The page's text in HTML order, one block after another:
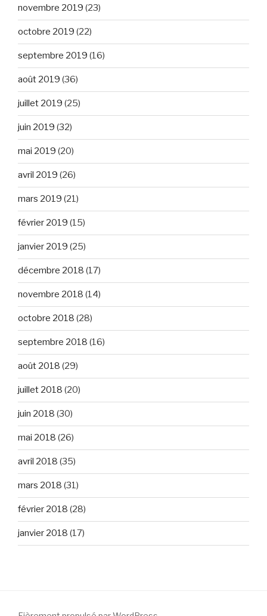
novembre 2019 (23)
octobre 2019 (22)
septembre 2019 (16)
août 2019 (36)
juillet 2019 (25)
juin 2019 (32)
mai 2019 (20)
avril 2019 (26)
mars 2019 (21)
février 2019 (15)
janvier 2019 (25)
décembre 2018 (17)
novembre 2018 (14)
octobre 2018 (28)
septembre 2018 (16)
août 2018 (29)
juillet 2018 (20)
juin 2018 (30)
mai 2018 (26)
avril 2018 (35)
mars 2018 (31)
février 2018 (28)
janvier 2018 (17)